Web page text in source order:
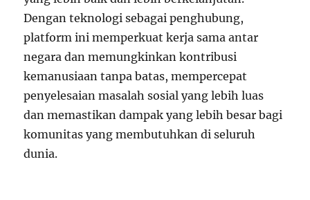
Dengan teknologi sebagai penghubung,
platform ini memperkuat kerja sama antar
negara dan memungkinkan kontribusi
kemanusiaan tanpa batas, mempercepat
penyelesaian masalah sosial yang lebih luas
dan memastikan dampak yang lebih besar bagi
komunitas yang membutuhkan di seluruh
dunia.